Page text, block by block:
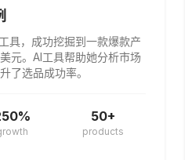
具，成功挖掘到一款爆款产
元。AI工具帮助她分析市场
了选品成功率。
50+
products